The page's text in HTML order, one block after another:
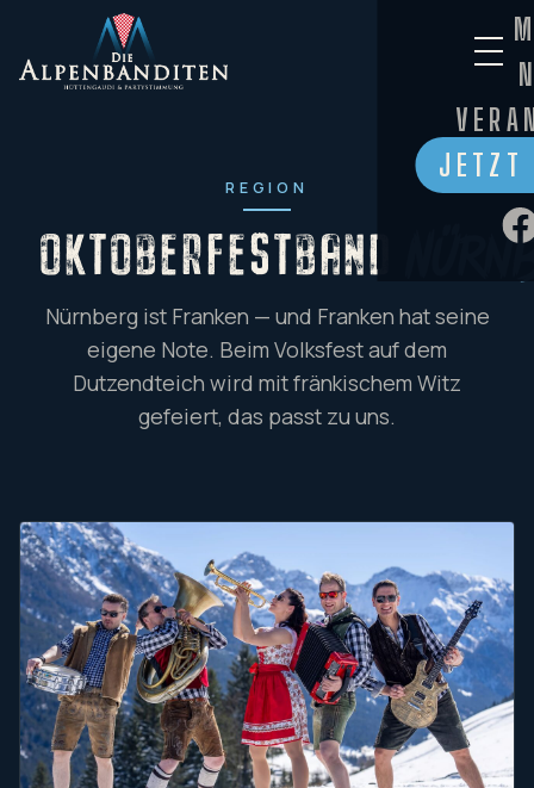
JETZT
REGION
OKTOBERFESTBAND
Nürnberg ist Franken — und Franken hat seine
eigene Note. Beim Volksfest auf dem
Dutzendteich wird mit fränkischem Witz
gefeiert, das passt zu uns.